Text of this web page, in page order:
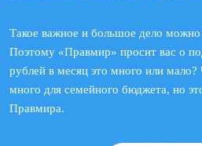
Такое важное и большое дело можно
Поэтому «Правмир» просит вас о
рублей в месяц это много или
много для семейного бюджета, но
Правмира.